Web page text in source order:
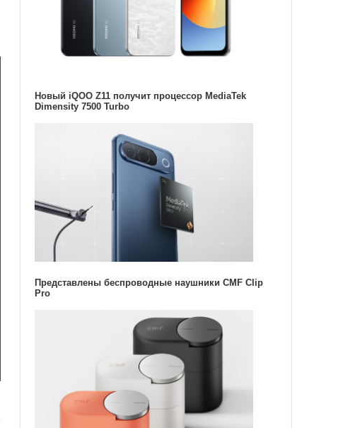
Новый iQOO Z11 получит процессор MediaTek
Dimensity 7500 Turbo
Представлены беспроводные наушники CMF Clip
Pro